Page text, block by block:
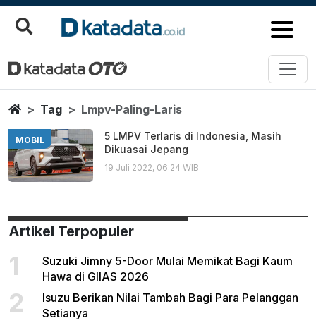
Lmpv Paling Laris
Berita Terbaru
HomeTag Lmpv-Paling-Laris
MOBIL
5 LMPV Terlaris di Indonesia, Masih
Dikuasai Jepang
19 Juli 2022, 06:24 WIB
Artikel Terpopuler
1
Suzuki Jimny 5-Door Mulai Memikat Bagi Kaum
Hawa di GIIAS 2026
2
Isuzu Berikan Nilai Tambah Bagi Para Pelanggan
Setianya